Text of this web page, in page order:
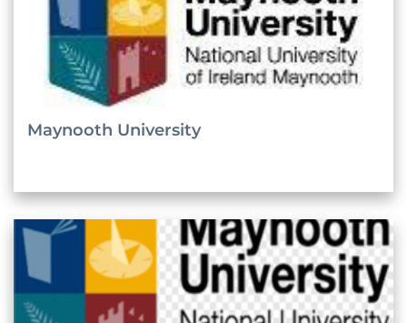
Maynooth University